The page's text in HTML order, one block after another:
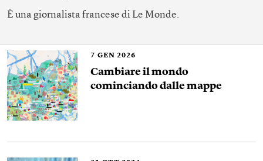
È una giornalista francese di Le Monde.
7 GEN 2026
Cambiare il mondo
cominciando dalle mappe